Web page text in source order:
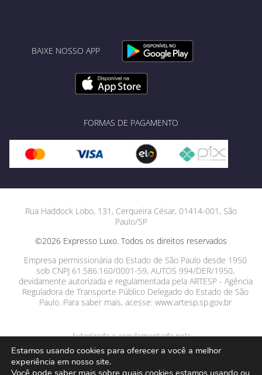
BAIXE NOSSO APP
FORMAS DE PAGAMENTO
Rua Haddock Lobo, 131, Cerqueira César, 01414-001, São
Paulo/SP
©2026 Expresso Luxo. Todos os direitos reservados
Empresa permissionária do Estado de São Paulo desde 1950
sob CNPJ 61.586.160/0001-59, AUTOS 994/DER/1950,
devidamente autorizada e regulamentada pela ARTESP - Agência
Reguladora de Transporte Público Delegado do Estado de São
Paulo. Para saber mais, acesse: www.artesp.sp.gov.br
Autorizada e regulamentada pela
Estamos usando cookies para oferecer a você a melhor
experiência em nosso site.
Você pode saber mais sobre quais cookies estamos usando ou